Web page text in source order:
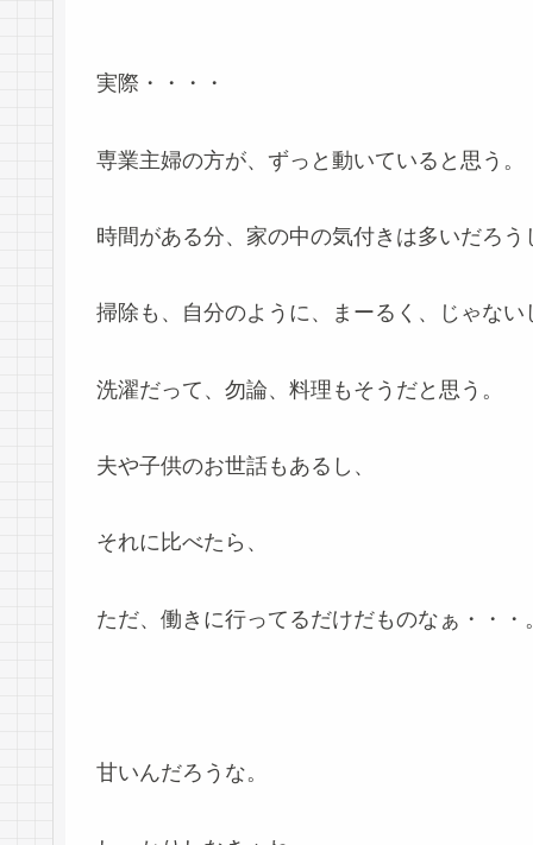
実際・・・・
専業主婦の方が、ずっと動いていると思う。
時間がある分、家の中の気付きは多いだろう
掃除も、自分のように、まーるく、じゃない
洗濯だって、勿論、料理もそうだと思う。
夫や子供のお世話もあるし、
それに比べたら、
ただ、働きに行ってるだけだものなぁ・・・
甘いんだろうな。